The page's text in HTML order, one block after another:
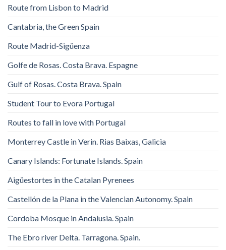
Route from Lisbon to Madrid
Cantabria, the Green Spain
Route Madrid-Sigüenza
Golfe de Rosas. Costa Brava. Espagne
Gulf of Rosas. Costa Brava. Spain
Student Tour to Evora Portugal
Routes to fall in love with Portugal
Monterrey Castle in Verin. Rias Baixas, Galicia
Canary Islands: Fortunate Islands. Spain
Aigüestortes in the Catalan Pyrenees
Castellón de la Plana in the Valencian Autonomy. Spain
Cordoba Mosque in Andalusia. Spain
The Ebro river Delta. Tarragona. Spain.